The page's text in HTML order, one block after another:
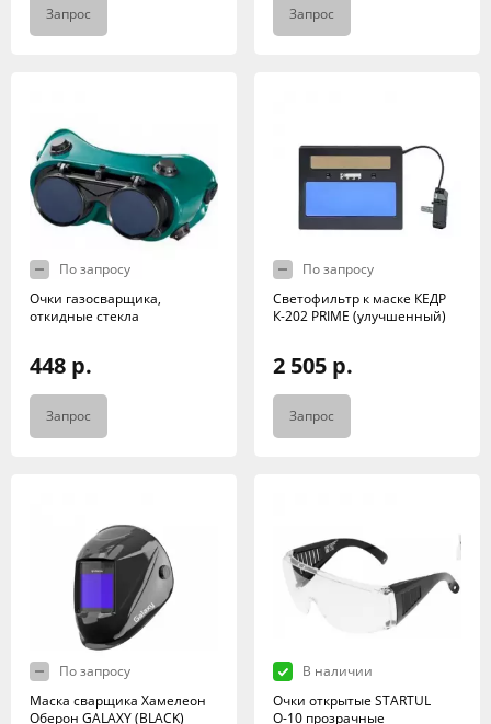
Запрос Запрос
По запросу
Очки газосварщика,
откидные стекла
448 р.
Запрос
По запросу
Светофильтр к маске КЕДР
К-202 PRIME (улучшенный)
2 505 р.
Запрос
По запросу
Маска сварщика Хамелеон
Оберон GALAXY (BLACK)
В наличии
Очки открытые STARTUL
О-10 прозрачные